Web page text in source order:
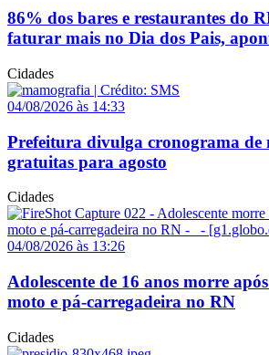
86% dos bares e restaurantes do
faturar mais no Dia dos Pais,
Cidades
04/08/2026 às 14:33
Prefeitura divulga cronograma de
gratuitas para agosto
Cidades
04/08/2026 às 13:26
Adolescente de 16 anos morre
moto e pá-carregadeira no RN
Cidades